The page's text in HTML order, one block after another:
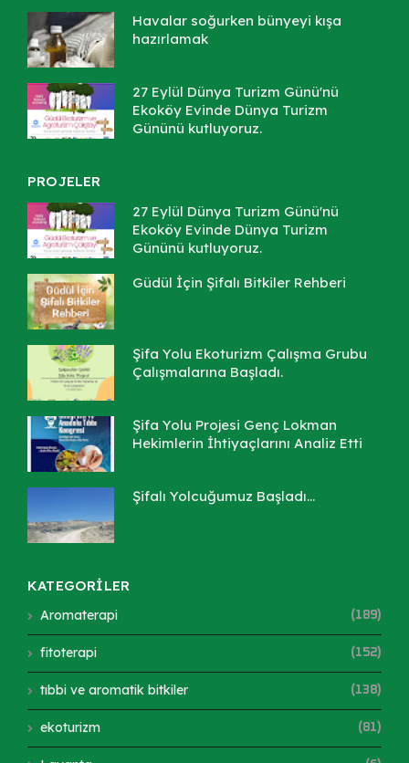
Havalar soğurken bünyeyi kışa
hazırlamak
27 Eylül Dünya Turizm Günü'nü
Ekoköy Evinde Dünya Turizm
Gününü kutluyoruz.
PROJELER
27 Eylül Dünya Turizm Günü'nü
Ekoköy Evinde Dünya Turizm
Gününü kutluyoruz.
Güdül İçin Şifalı Bitkiler Rehberi
Şifa Yolu Ekoturizm Çalışma Grubu
Çalışmalarına Başladı.
Şifa Yolu Projesi Genç Lokman
Hekimlerin İhtiyaçlarını Analiz Etti
Şifalı Yolcuğumuz Başladı...
KATEGORİLER
Aromaterapi (189)
fitoterapi (152)
tıbbi ve aromatik bitkiler (138)
ekoturizm (81)